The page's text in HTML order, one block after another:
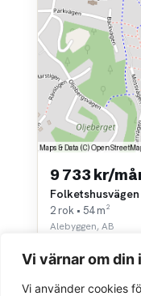
Vi värnar om
Vi använder cookies
9 733 kr/
2 rok • 54 m²
Alebyggen, AB